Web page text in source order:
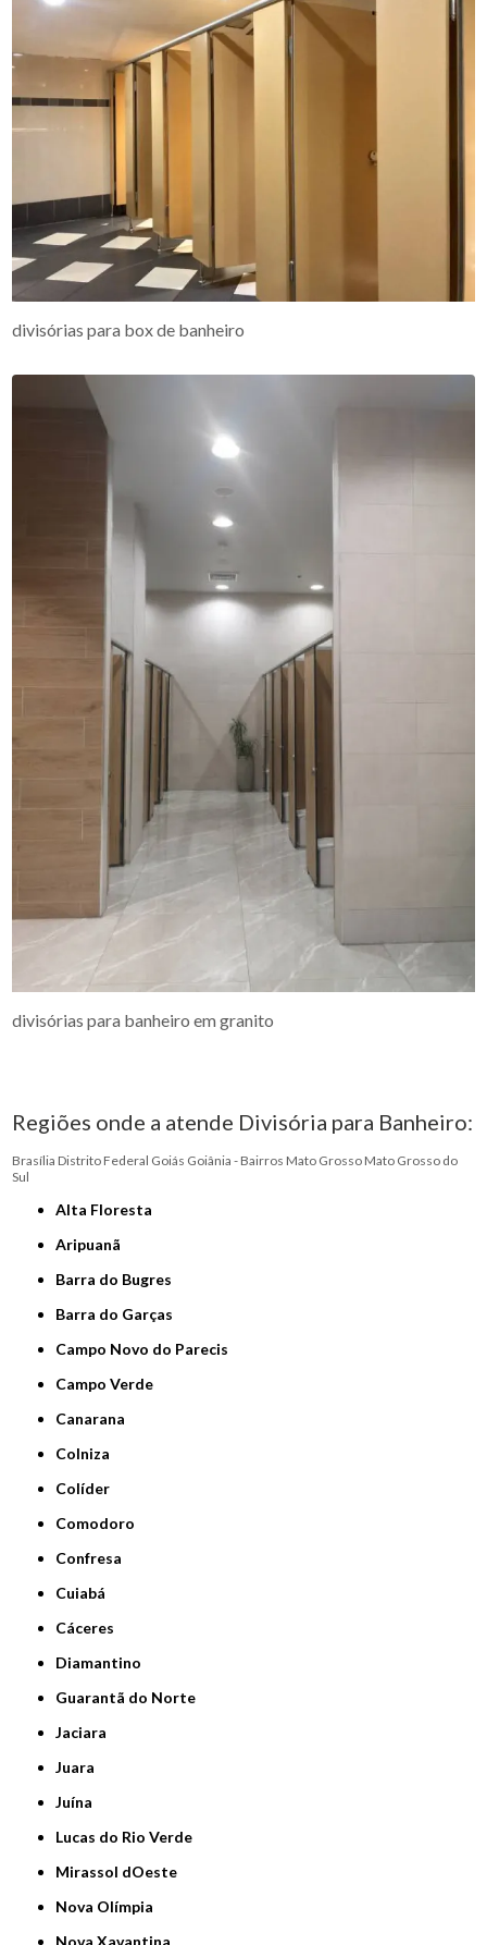
divisórias para box de banheiro
divisórias para banheiro em granito
Regiões onde a atende Divisória para Banheiro:
Brasília Distrito Federal Goiás Goiânia - Bairros Mato Grosso Mato Grosso do
Sul
Alta Floresta
Aripuanã
Barra do Bugres
Barra do Garças
Campo Novo do Parecis
Campo Verde
Canarana
Colniza
Colíder
Comodoro
Confresa
Cuiabá
Cáceres
Diamantino
Guarantã do Norte
Jaciara
Juara
Juína
Lucas do Rio Verde
Mirassol dOeste
Nova Olímpia
Nova Xavantina